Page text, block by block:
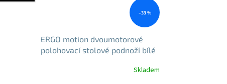
–33 %
ERGO motion dvoumotorové
polohovací stolové podnoží bílé
Skladem